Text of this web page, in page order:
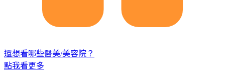
還想看哪些醫美/美容院？
點我看更多